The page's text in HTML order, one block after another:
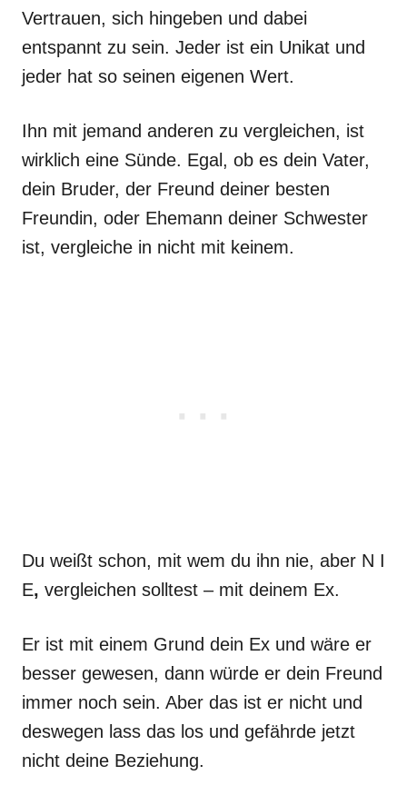
Vertrauen, sich hingeben und dabei
entspannt zu sein. Jeder ist ein Unikat und
jeder hat so seinen eigenen Wert.
Ihn mit jemand anderen zu vergleichen, ist
wirklich eine Sünde. Egal, ob es dein Vater,
dein Bruder, der Freund deiner besten
Freundin, oder Ehemann deiner Schwester
ist, vergleiche in nicht mit keinem.
Du weißt schon, mit wem du ihn nie, aber N I
E, vergleichen solltest – mit deinem Ex.
Er ist mit einem Grund dein Ex und wäre er
besser gewesen, dann würde er dein Freund
immer noch sein. Aber das ist er nicht und
deswegen lass das los und gefährde jetzt
nicht deine Beziehung.